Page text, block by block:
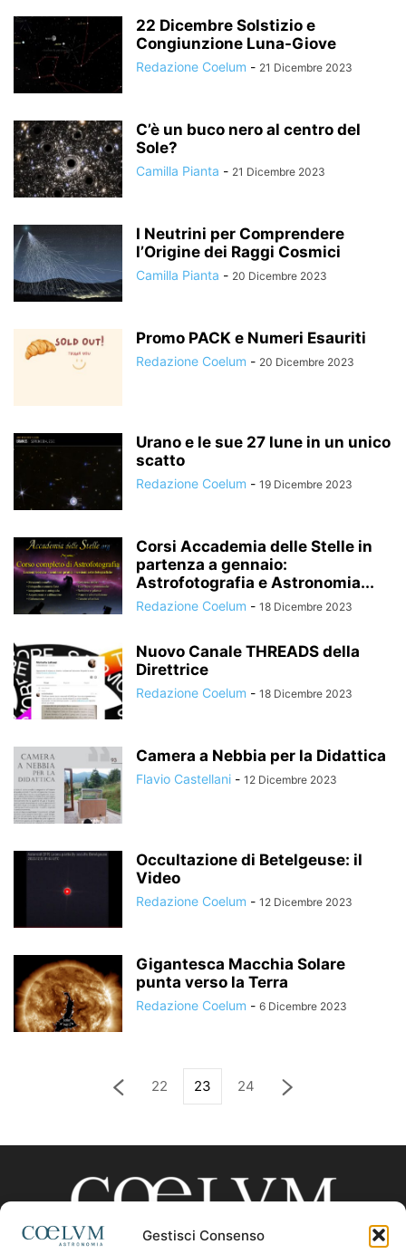
Gestisci Consenso
22 Dicembre Solstizio e
Congiunzione Luna-Giove
Redazione Coelum - 21 Dicembre 2023
C’è un buco nero al centro del
Sole?
Camilla Pianta - 21 Dicembre 2023
I Neutrini per Comprendere
l’Origine dei Raggi Cosmici
Camilla Pianta - 20 Dicembre 2023
Promo PACK e Numeri Esauriti
Redazione Coelum - 20 Dicembre 2023
Urano e le sue 27 lune in un unico
scatto
Redazione Coelum - 19 Dicembre 2023
Corsi Accademia delle Stelle in
partenza a gennaio:
Astrofotografia e Astronomia...
Redazione Coelum - 18 Dicembre 2023
Nuovo Canale THREADS della
Direttrice
Redazione Coelum - 18 Dicembre 2023
Camera a Nebbia per la Didattica
Flavio Castellani - 12 Dicembre 2023
Occultazione di Betelgeuse: il
Video
Redazione Coelum - 12 Dicembre 2023
Gigantesca Macchia Solare
punta verso la Terra
Redazione Coelum - 6 Dicembre 2023
22 23 24